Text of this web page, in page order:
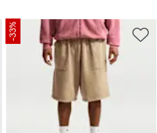
-33%